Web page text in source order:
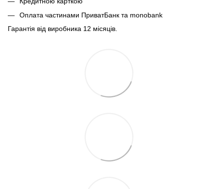
Оплата частинами ПриватБанк та monobank
Гарантія від виробника 12 місяців.